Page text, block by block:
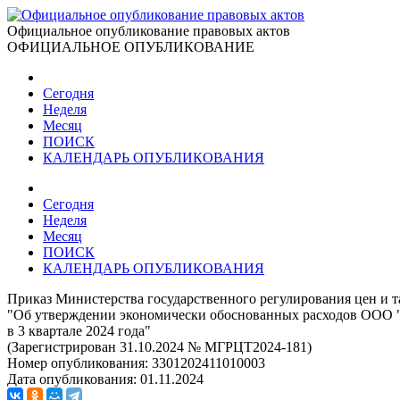
Официальное опубликование правовых актов
ОФИЦИАЛЬНОЕ ОПУБЛИКОВАНИЕ
Сегодня
Неделя
Месяц
ПОИСК
КАЛЕНДАРЬ ОПУБЛИКОВАНИЯ
Сегодня
Неделя
Месяц
ПОИСК
КАЛЕНДАРЬ ОПУБЛИКОВАНИЯ
Приказ Министерства государственного регулирования цен
"Об утверждении экономически обоснованных расходов ООО
в 3 квартале 2024 года"
(Зарегистрирован 31.10.2024 № МГРЦТ2024-181)
Номер опубликования: 3301202411010003
Дата опубликования: 01.11.2024